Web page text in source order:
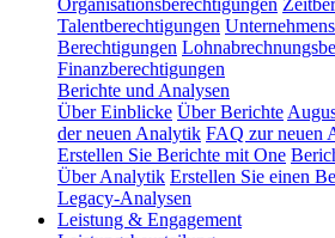
Talentberechtigungen
Berechtigungen
Finanzberechtigungen
Berichte und Analysen
Über Einblicke Über Berichte
der neuen Analytik FAQ zur neuen
Erstellen Sie Berichte mit One
Über Analytik Erstellen Sie einen
Legacy-Analysen
Leistung & Engagement